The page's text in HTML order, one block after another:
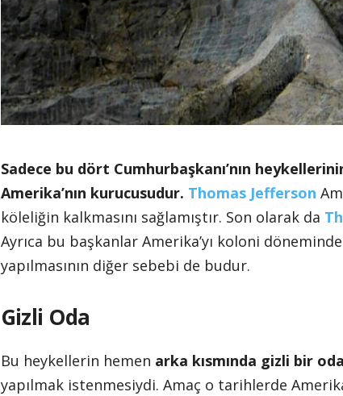
Sadece bu dört Cumhurbaşkanı’nın
Amerika’nın kurucusudur. Thomas Jefferson
köleliğin kalkmasını sağlamıştır. Son olarak da
Ayrıca bu başkanlar Amerika’yı koloni
yapılmasının diğer sebebi de budur.
Gizli Oda
Bu heykellerin hemen arka kısmında gizli bir
yapılmak istenmesiydi. Amaç o tarihlerde